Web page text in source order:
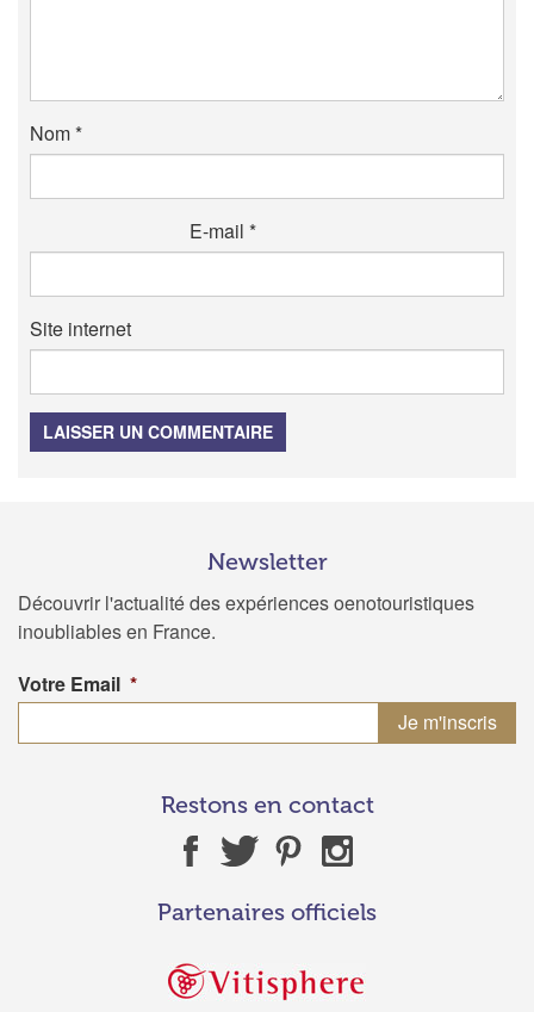
Nom*
E-mail *
Site internet
LAISSER UN COMMENTAIRE
Newsletter
Découvrir l'actualité des expériences oenotouristiques
inoubliables en France.
Votre Email *
Restons en contact
Partenaires officiels